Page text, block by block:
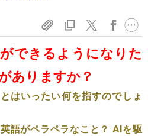
できるようになりた
ありますか？
はいったい何を指すのでしょ
語がペラペラなこと？ AIを駆